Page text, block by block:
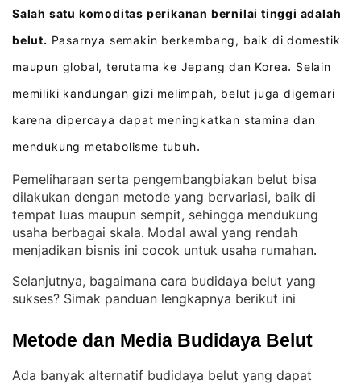
Salah satu komoditas perikanan bernilai tinggi adalah
belut. Pasarnya semakin berkembang, baik di domestik
maupun global, terutama ke Jepang dan Korea. Selain
memiliki kandungan gizi melimpah, belut juga digemari
karena dipercaya dapat meningkatkan stamina dan
mendukung metabolisme tubuh.
Pemeliharaan serta pengembangbiakan belut bisa
dilakukan dengan metode yang bervariasi, baik di
tempat luas maupun sempit, sehingga mendukung
usaha berbagai skala. Modal awal yang rendah
menjadikan bisnis ini cocok untuk usaha rumahan.
Selanjutnya, bagaimana cara budidaya belut yang
sukses? Simak panduan lengkapnya berikut ini
Metode dan Media Budidaya Belut
Ada banyak alternatif budidaya belut yang dapat